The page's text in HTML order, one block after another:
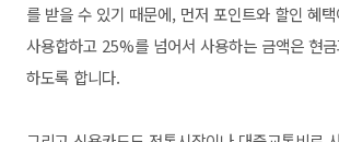
를 받을 수 있기 때문에, 먼저 포인트와 할인 혜
사용합하고 25%를 넘어서 사용하는 금액은 현
하도록 합니다.